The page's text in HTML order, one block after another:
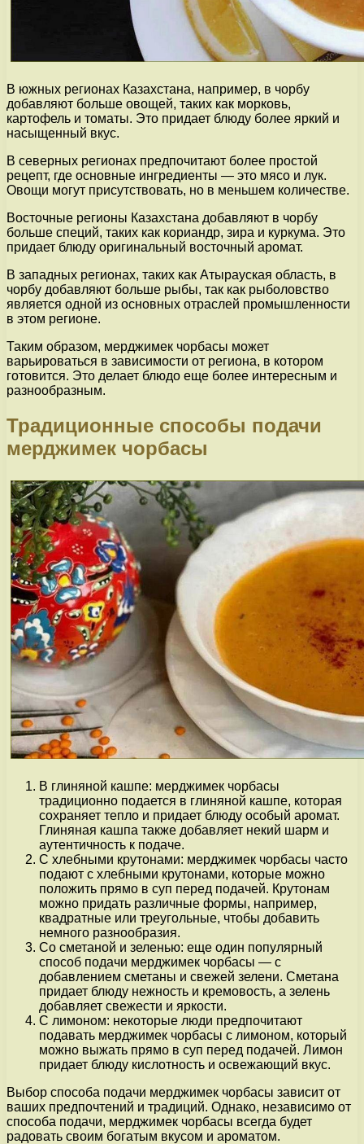
В южных регионах Казахстана, например, в чорбу
добавляют больше овощей, таких как морковь,
картофель и томаты. Это придает блюду более яркий и
насыщенный вкус.
В северных регионах предпочитают более простой
рецепт, где основные ингредиенты — это мясо и лук.
Овощи могут присутствовать, но в меньшем количестве.
Восточные регионы Казахстана добавляют в чорбу
больше специй, таких как кориандр, зира и куркума. Это
придает блюду оригинальный восточный аромат.
В западных регионах, таких как Атырауская область, в
чорбу добавляют больше рыбы, так как рыболовство
является одной из основных отраслей промышленности
в этом регионе.
Таким образом, мерджимек чорбасы может
варьироваться в зависимости от региона, в котором
готовится. Это делает блюдо еще более интересным и
разнообразным.
Традиционные способы подачи
мерджимек чорбасы
В глиняной кашпе: мерджимек чорбасы
традиционно подается в глиняной кашпе, которая
сохраняет тепло и придает блюду особый аромат.
Глиняная кашпа также добавляет некий шарм и
аутентичность к подаче.
С хлебными крутонами: мерджимек чорбасы часто
подают с хлебными крутонами, которые можно
положить прямо в суп перед подачей. Крутонам
можно придать различные формы, например,
квадратные или треугольные, чтобы добавить
немного разнообразия.
Со сметаной и зеленью: еще один популярный
способ подачи мерджимек чорбасы — с
добавлением сметаны и свежей зелени. Сметана
придает блюду нежность и кремовость, а зелень
добавляет свежести и яркости.
С лимоном: некоторые люди предпочитают
подавать мерджимек чорбасы с лимоном, который
можно выжать прямо в суп перед подачей. Лимон
придает блюду кислотность и освежающий вкус.
Выбор способа подачи мерджимек чорбасы зависит от
ваших предпочтений и традиций. Однако, независимо от
способа подачи, мерджимек чорбасы всегда будет
радовать своим богатым вкусом и ароматом.